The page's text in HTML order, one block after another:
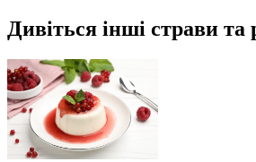
Дивіться інші страви та